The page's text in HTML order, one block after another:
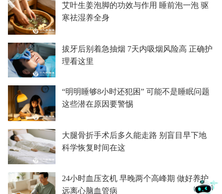
艾叶生姜泡脚的功效与作用 睡前泡一泡 驱
寒祛湿养全身
拔牙后别着急抽烟 7天内吸烟风险高 正确护
理看这里
“明明睡够8小时还犯困” 可能不是睡眠问题
这些潜在原因要警惕
大腿骨折手术后多久能走路 别盲目早下地
科学恢复时间在这
24小时血压玄机 早晚两个高峰期 做好养护
远离心脑血管病